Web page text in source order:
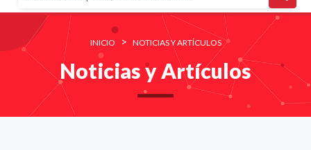
INICIO > NOTICIAS Y ARTÍCULOS
Noticias y Artículos